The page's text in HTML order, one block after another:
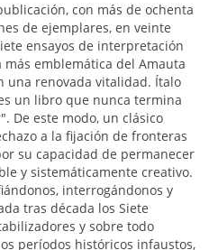
con más de ochenta
de ejemplares, en veinte
ensayos de interpretación
emblemática del Amauta
una renovada vitalidad. Ítalo
un libro que nunca termina
De este modo, un clásico
a la fijación de fronteras
su capacidad de permanecer
y sistemáticamente creativo.
interrogándonos y
tras década los Siete
y sobre todo
períodos históricos infaustos,